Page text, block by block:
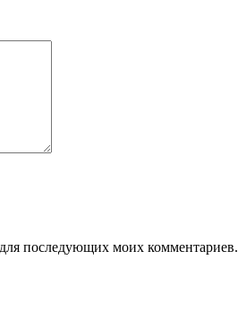
последующих моих комментариев.